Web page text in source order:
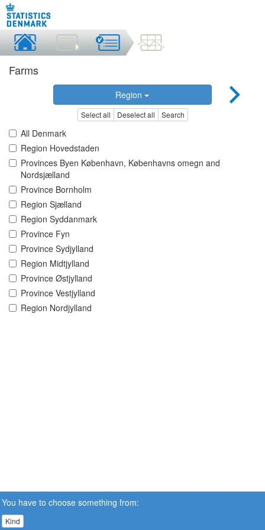
Farms
Region
Select all Deselect all Search
All Denmark
Region Hovedstaden
Provinces Byen København, Københavns omegn and
Nordsjælland
Province Bornholm
Region Sjælland
Region Syddanmark
Province Fyn
Province Sydjylland
Region Midtjylland
Province Østjylland
Province Vestjylland
Region Nordjylland
You have to choose something from:
Kind